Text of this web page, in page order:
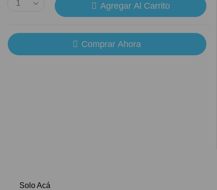
Agregar Al Carrito
Comprar Ahora
Solo Acá